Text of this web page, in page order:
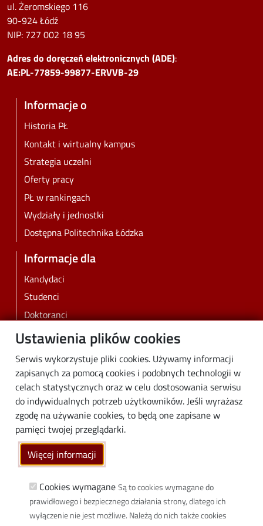
Ustawienia plików cookies
Serwis wykorzystuje pliki cookies. Używamy informacji
zapisanych za pomocą cookies i podobnych technologii w
celach statystycznych oraz w celu dostosowania serwisu
do indywidualnych potrzeb użytkowników. Jeśli wyrażasz
zgodę na używanie cookies, to będą one zapisane w
pamięci twojej przeglądarki.
Więcej informacji
Cookies wymagane Są to cookies wymagane do
prawidłowego i bezpiecznego działania strony, dlatego ich
wyłączenie nie jest możliwe. Należą do nich także cookies
ul. Żeromskiego 116
90-924 Łódź
NIP: 727 002 18 95
Adres do doręczeń elektronicznych (ADE):
AE:PL-77859-99877-ERVVB-29
Informacje o
Historia PŁ
Kontakt i wirtualny kampus
Strategia uczelni
Oferty pracy
PŁ w rankingach
Wydziały i jednostki
Dostępna Politechnika Łódzka
Informacje dla
Kandydaci
Studenci
Doktoranci
Pracownicy
Biznes
Media
Społeczność lokalna
Linki
Wikamp
Poczta elektroniczna
Biblioteka PŁ
Dyscypliny naukowe w PŁ
Inicjatywa Doskonałości Uczelnia Badawcza